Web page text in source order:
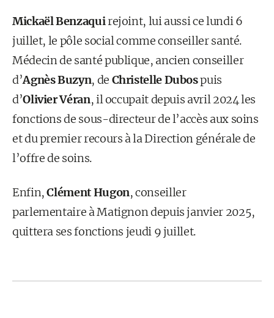
Mickaël Benzaquirejoint, lui aussi ce lundi 6
juillet, le pôle social comme conseiller santé.
Médecin de santé publique, ancien conseiller
d’Agnès Buzyn, de Christelle Dubospuis
d’Olivier Véran, il occupait depuis avril 2024 les
fonctions de sous-directeur de l’accès aux soins
et du premier recours à la Direction générale de
l’offre de soins.
Enfin,Clément Hugon, conseiller
parlementaire à Matignon depuis janvier 2025,
quittera ses fonctions jeudi 9 juillet.